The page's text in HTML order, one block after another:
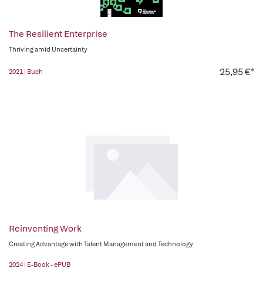
The Resilient Enterprise
Thriving amid Uncertainty
2021 | Buch 25,95 €*
Reinventing Work
Creating Advantage with Talent Management and Technology
2024 | E-Book - ePUB